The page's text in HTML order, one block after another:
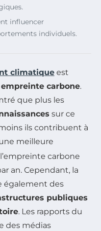
influencer
individuels.
climatique est
empreinte carbone.
que plus les
sur ce
ils contribuent à
meilleure
carbone
an. Cependant, la
également des
publiques
. Les rapports du
des médias